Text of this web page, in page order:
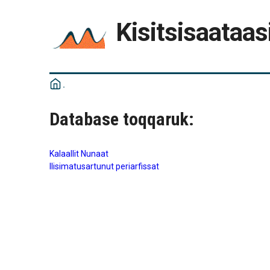
Database toqqaruk:
Kalaallit Nunaat
Ilisimatusartunut periarfissat